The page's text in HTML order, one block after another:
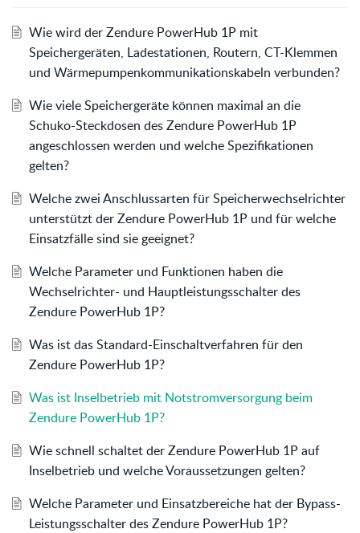
Wie wird der Zendure PowerHub 1P mit
Speichergeräten, Ladestationen, Routern, CT-Klemmen
und Wärmepumpenkommunikationskabeln verbunden?
Wie viele Speichergeräte können maximal an die
Schuko-Steckdosen des Zendure PowerHub 1P
angeschlossen werden und welche Spezifikationen
gelten?
Welche zwei Anschlussarten für Speicherwechselrichter
unterstützt der Zendure PowerHub 1P und für welche
Einsatzfälle sind sie geeignet?
Welche Parameter und Funktionen haben die
Wechselrichter- und Hauptleistungsschalter des
Zendure PowerHub 1P?
Was ist das Standard-Einschaltverfahren für den
Zendure PowerHub 1P?
Was ist Inselbetrieb mit Notstromversorgung beim
Zendure PowerHub 1P?
Wie schnell schaltet der Zendure PowerHub 1P auf
Inselbetrieb und welche Voraussetzungen gelten?
Welche Parameter und Einsatzbereiche hat der Bypass-
Leistungsschalter des Zendure PowerHub 1P?